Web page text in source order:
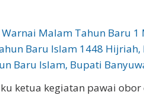
Warnai Malam Tahun Baru
Baru Islam 1448
Baru Islam, Bupati
ketua kegiatan pawai